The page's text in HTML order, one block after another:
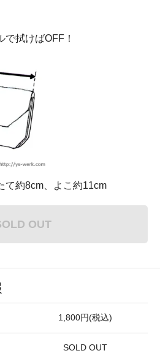
拭けばOFF！
て約8cm、よこ約11cm
OUT
1,800円(税込)
SOLD OUT